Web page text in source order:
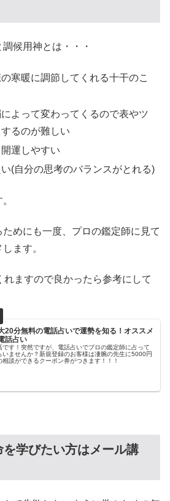
候用神とは・・・
寒暖に調節してくれる十干のこ
よって変わってくるので表やツ
るのが難しい
運しやすい
(自分の思考のバランスがとれる)
めにも一度、プロの鑑定師に見て
ます。
れますので良かったら参考にして
20分無料の電話占いで運勢を知る！オススメ
話占い
です！突然ですが、電話占いでプロの鑑定師に占って
いませんか？新規登録のお客様は凄腕の先生に5000円
相談ができるクーポン券がつきます！！！
を学びたい方はメール講